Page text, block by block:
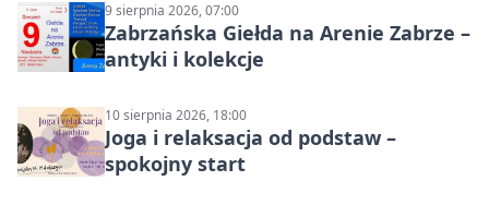
9 sierpnia 2026, 07:00
Zabrzańska Giełda na Arenie Zabrze –
antyki i kolekcje
10 sierpnia 2026, 18:00
Joga i relaksacja od podstaw –
spokojny start